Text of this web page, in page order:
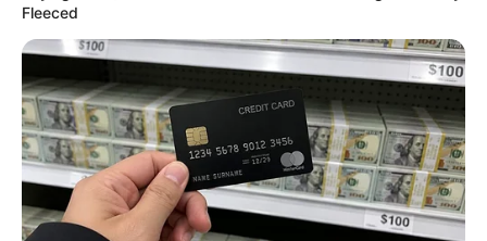
ทำนาย ฝันเห็นพระ แม่ชี นักบวช หมายความว่าอย่างไร
19 ก.ค. 2019
Fleeced